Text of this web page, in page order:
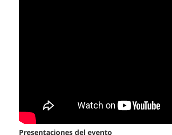
Presentaciones del evento